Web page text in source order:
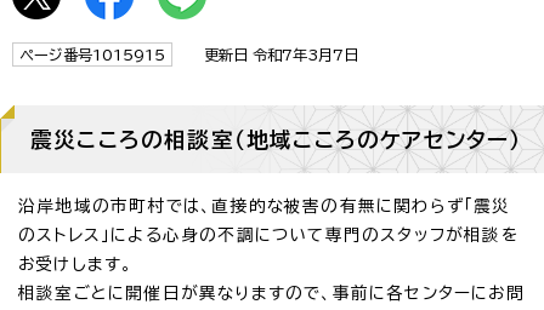
ページ番号1015915 更新日 令和7年3月7日
震災こころの相談室（地域こころのケアセンター）
沿岸地域の市町村では、直接的な被害の有無に関わらず「震災
のストレス」による心身の不調について専門のスタッフが相談を
お受けします。
相談室ごとに開催日が異なりますので、事前に各センターにお問